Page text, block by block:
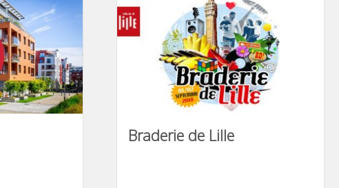
Braderie de Lille